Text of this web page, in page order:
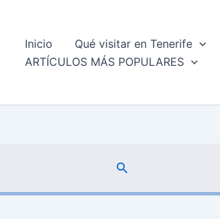
Inicio Qué visitar en Tenerife
ARTÍCULOS MÁS POPULARES
Buscar